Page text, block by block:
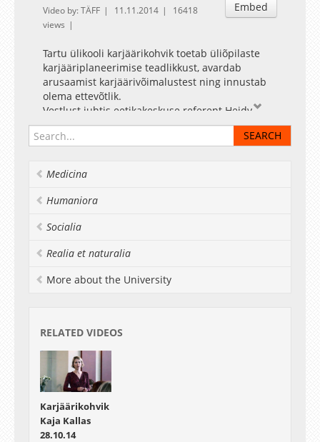
Embed
Video by: TÄFF 11.11.2014
16418
views
Tartu ülikooli karjäärikohvik toetab üliõpilaste
karjääriplaneerimise teadlikkust, avardab
arusaamist karjäärivõimalustest ning innustab
olema ettevõtlik.
Vestlust juhtis eetikakeskuse referent Heidy
Meriste.
Inspireerivate karjäärikohvikute külalisteks on
vilistlased. Muusikalist meeleolu loovad H. Elleri
nimelise Tartu muusikakooli õpilased.
Medicina
Humaniora
Socialia
Realia et naturalia
More about the University
RELATED VIDEOS
Karjäärikohvik
Kaja Kallas
28.10.14